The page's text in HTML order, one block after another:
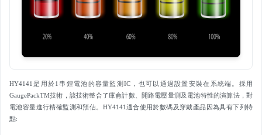
HY4141是用於1串鋰電池的容量監測IC，也可以通過設置安裝在系統端。採用
GaugePackTM技術，該技術整合了庫侖計數、開路電壓量測及電池特性的演算法，對
電池容量進行精確監測和預估。HY4141適合使用於數碼及穿戴產品因為具有下列特
點: